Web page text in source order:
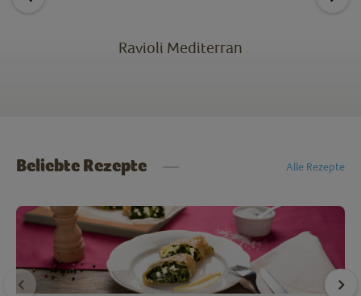
Ravioli Mediterran
Beliebte Rezepte Alle Rezepte